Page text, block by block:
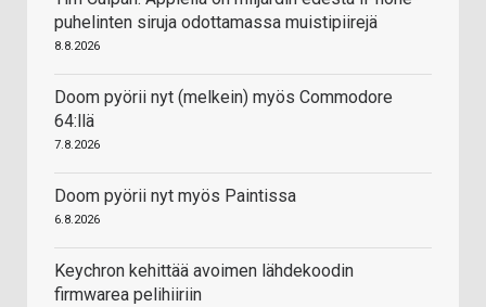
puhelinten siruja odottamassa muistipiirejä
8.8.2026
Doom pyörii nyt (melkein) myös Commodore
64:llä
7.8.2026
Doom pyörii nyt myös Paintissa
6.8.2026
Keychron kehittää avoimen lähdekoodin
firmwarea pelihiiriin